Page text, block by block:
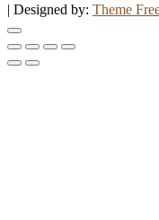
| Designed by: Theme
Go
to
top